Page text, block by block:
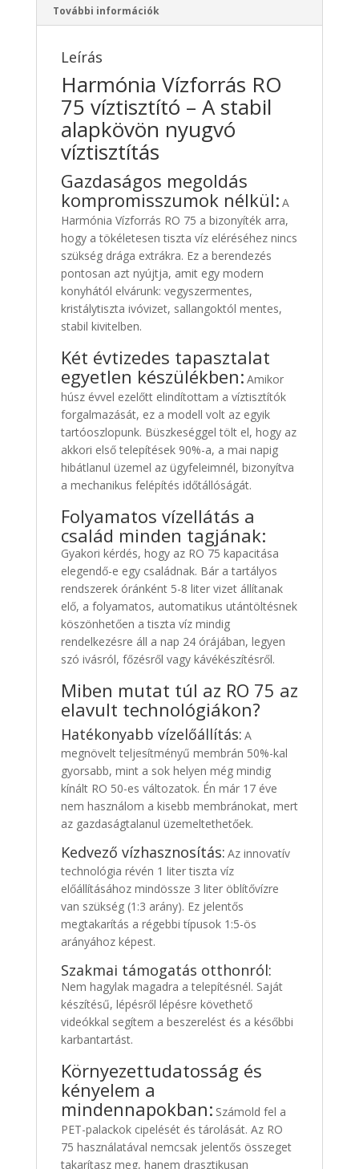
További információk
Leírás
Harmónia Vízforrás RO
75 víztisztító – A stabil
alapkövön nyugvó
víztisztítás
Gazdaságos megoldás
kompromisszumok nélkül: A
Harmónia Vízforrás RO 75 a bizonyíték arra,
hogy a tökéletesen tiszta víz eléréséhez nincs
szükség drága extrákra. Ez a berendezés
pontosan azt nyújtja, amit egy modern
konyhától elvárunk: vegyszermentes,
kristálytiszta ivóvizet, sallangoktól mentes,
stabil kivitelben.
Két évtizedes tapasztalat
egyetlen készülékben: Amikor
húsz évvel ezelőtt elindítottam a víztisztítók
forgalmazását, ez a modell volt az egyik
tartóoszlopunk. Büszkeséggel tölt el, hogy az
akkori első telepítések 90%-a, a mai napig
hibátlanul üzemel az ügyfeleimnél, bizonyítva
a mechanikus felépítés időtállóságát.
Folyamatos vízellátás a
család minden tagjának:
Gyakori kérdés, hogy az RO 75 kapacitása
elegendő-e egy családnak. Bár a tartályos
rendszerek óránként 5-8 liter vizet állítanak
elő, a folyamatos, automatikus utántöltésnek
köszönhetően a tiszta víz mindig
rendelkezésre áll a nap 24 órájában, legyen
szó ivásról, főzésről vagy kávékészítésről.
Miben mutat túl az RO 75 az
elavult technológiákon?
Hatékonyabb vízelőállítás: A
megnövelt teljesítményű membrán 50%-kal
gyorsabb, mint a sok helyen még mindig
kínált RO 50-es változatok. Én már 17 éve
nem használom a kisebb membránokat, mert
az gazdaságtalanul üzemeltethetőek.
Kedvező vízhasznosítás: Az innovatív
technológia révén 1 liter tiszta víz
előállításához mindössze 3 liter öblítővízre
van szükség (1:3 arány). Ez jelentős
megtakarítás a régebbi típusok 1:5-ös
arányához képest.
Szakmai támogatás otthonról:
Nem hagylak magadra a telepítésnél. Saját
készítésű, lépésről lépésre követhető
videókkal segítem a beszerelést és a későbbi
karbantartást.
Környezettudatosság és
kényelem a
mindennapokban: Számold fel a
PET-palackok cipelését és tárolását. Az RO
75 használatával nemcsak jelentős összeget
takarítasz meg, hanem drasztikusan